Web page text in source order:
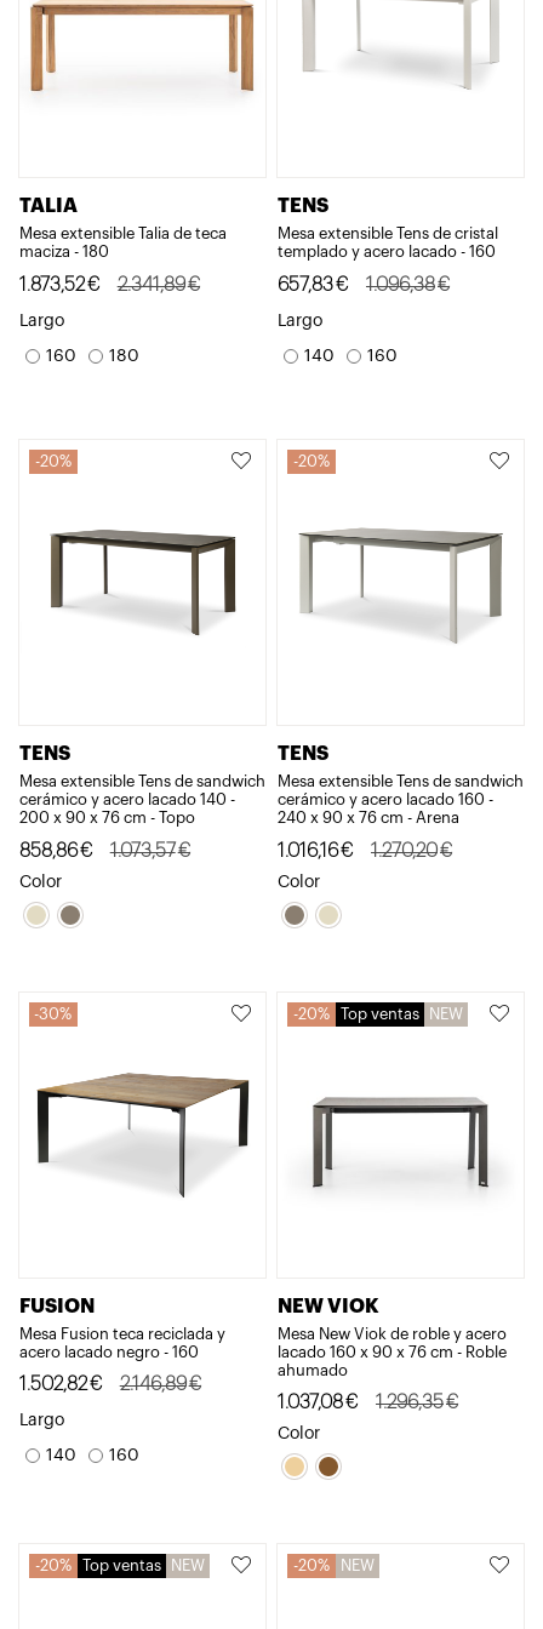
TALIA
Mesa extensible Talia de teca
maciza - 180
2.341,89€
El
precio
original
1.873,52€
El
precio
actual
Largo
160 180
TENS
Mesa extensible Tens de cristal
templado y acero lacado - 160
1.096,38€
El
precio
original
657,83€
El
precio
actual
Largo
140 160
20%
TENS
Mesa extensible Tens de sandwich
cerámico y acero lacado 140 -
200 x 90 x 76 cm - Topo
1.073,57€
El
precio
original
858,86€
El
precio
actual
Color
20%
TENS
Mesa extensible Tens de sandwich
cerámico y acero lacado 160 -
240 x 90 x 76 cm - Arena
1.270,20€
El
precio
original
1.016,16€
El
precio
actual
Color
30%
FUSION
Mesa Fusion teca reciclada y
acero lacado negro - 160
2.146,89€
El
precio
original
1.502,82€
El
precio
actual
Largo
140 160
20% Top ventas NEW
NEW VIOK
Mesa New Viok de roble y acero
lacado 160 x 90 x 76 cm - Roble
ahumado
1.296,35€
El
precio
original
1.037,08€
El
precio
actual
Color
20% Top ventas NEW 20% NEW